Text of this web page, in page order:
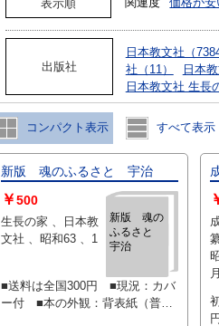
表示順
出版社
日本教文社（7384
社（11）
日本
日本教文社 生長
コンパクト表示 すべて表示
新版 魂のふるさと 宇治
新版 魂の
ふるさと
宇治
￥500
生長の家 、日本教
文社 、昭和63 、1
■送料は全国300円 ■現況：カバ
ー付 ■本の外観：背表紙（普
纂 、日本
月